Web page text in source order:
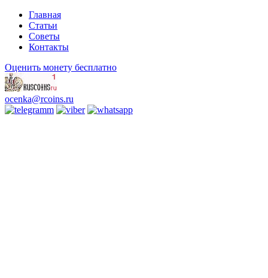
Главная
Статьи
Советы
Контакты
Оценить монету бесплатно
ocenka@rcoins.ru